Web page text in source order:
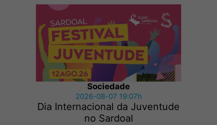
Sociedade
2026-08-07 19:07h
Dia Internacional da Juventude
no Sardoal